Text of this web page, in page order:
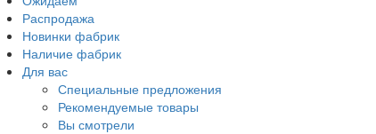
Распродажа
Новинки фабрик
Наличие фабрик
Для вас
Специальные предложения
Рекомендуемые товары
Вы смотрели